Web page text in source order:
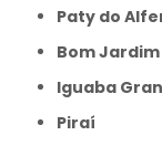
Paty do
Bom Jardim
Iguaba
Piraí